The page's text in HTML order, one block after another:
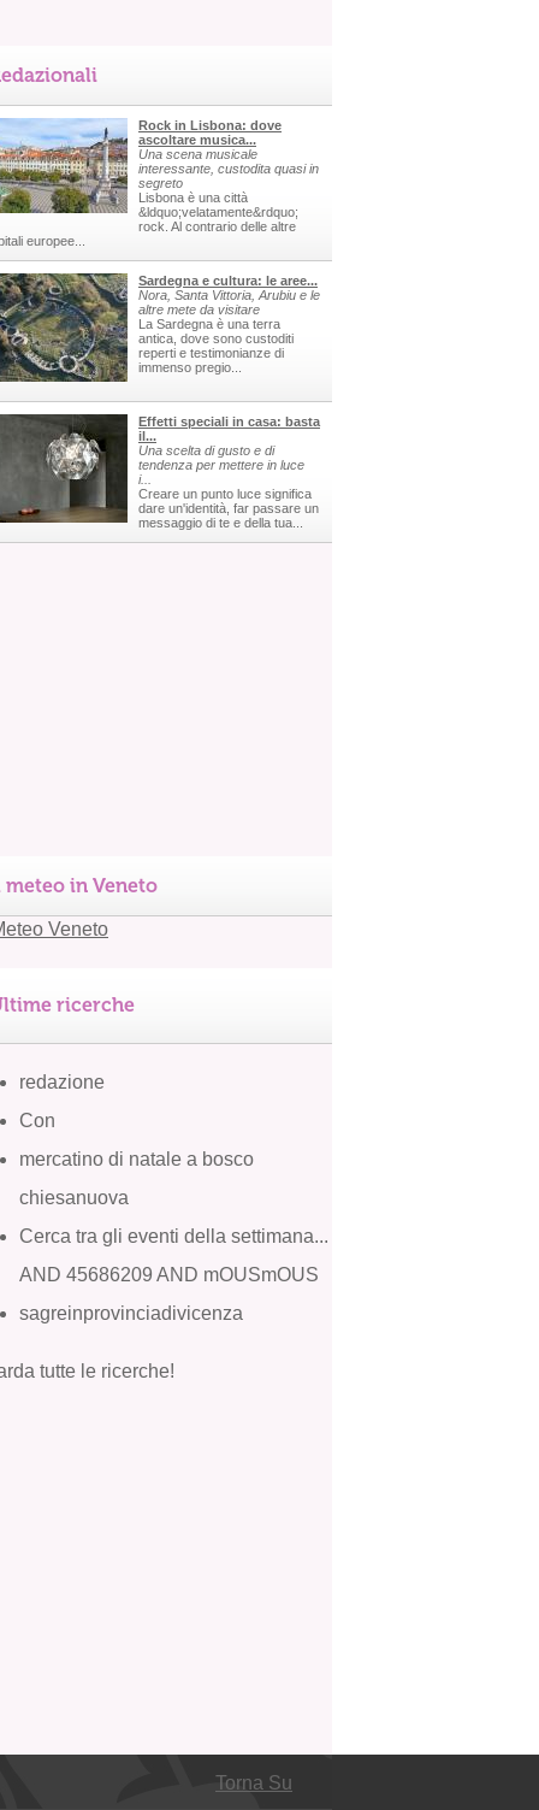
Rock in Lisbona: dove
ascoltare musica...
Una scena musicale
interessante, custodita quasi in
segreto
Lisbona è una città
&ldquo;velatamente&rdquo;
rock. Al contrario delle altre
europee...
Sardegna e cultura: le aree...
Nora, Santa Vittoria, Arubiu e le
altre mete da visitare
La Sardegna è una terra
antica, dove sono custoditi
reperti e testimonianze di
immenso pregio...
Effetti speciali in casa: basta
il...
Una scelta di gusto e di
tendenza per mettere in luce
i...
Creare un punto luce significa
dare un'identità, far passare un
messaggio di te e della tua...
meteo in Veneto
ricerche
redazione
Con
mercatino di natale a bosco
chiesanuova
Cerca tra gli eventi della settimana...
AND 45686209 AND mOUSmOUS
sagreinprovinciadivicenza
tutte le ricerche!
Torna Su